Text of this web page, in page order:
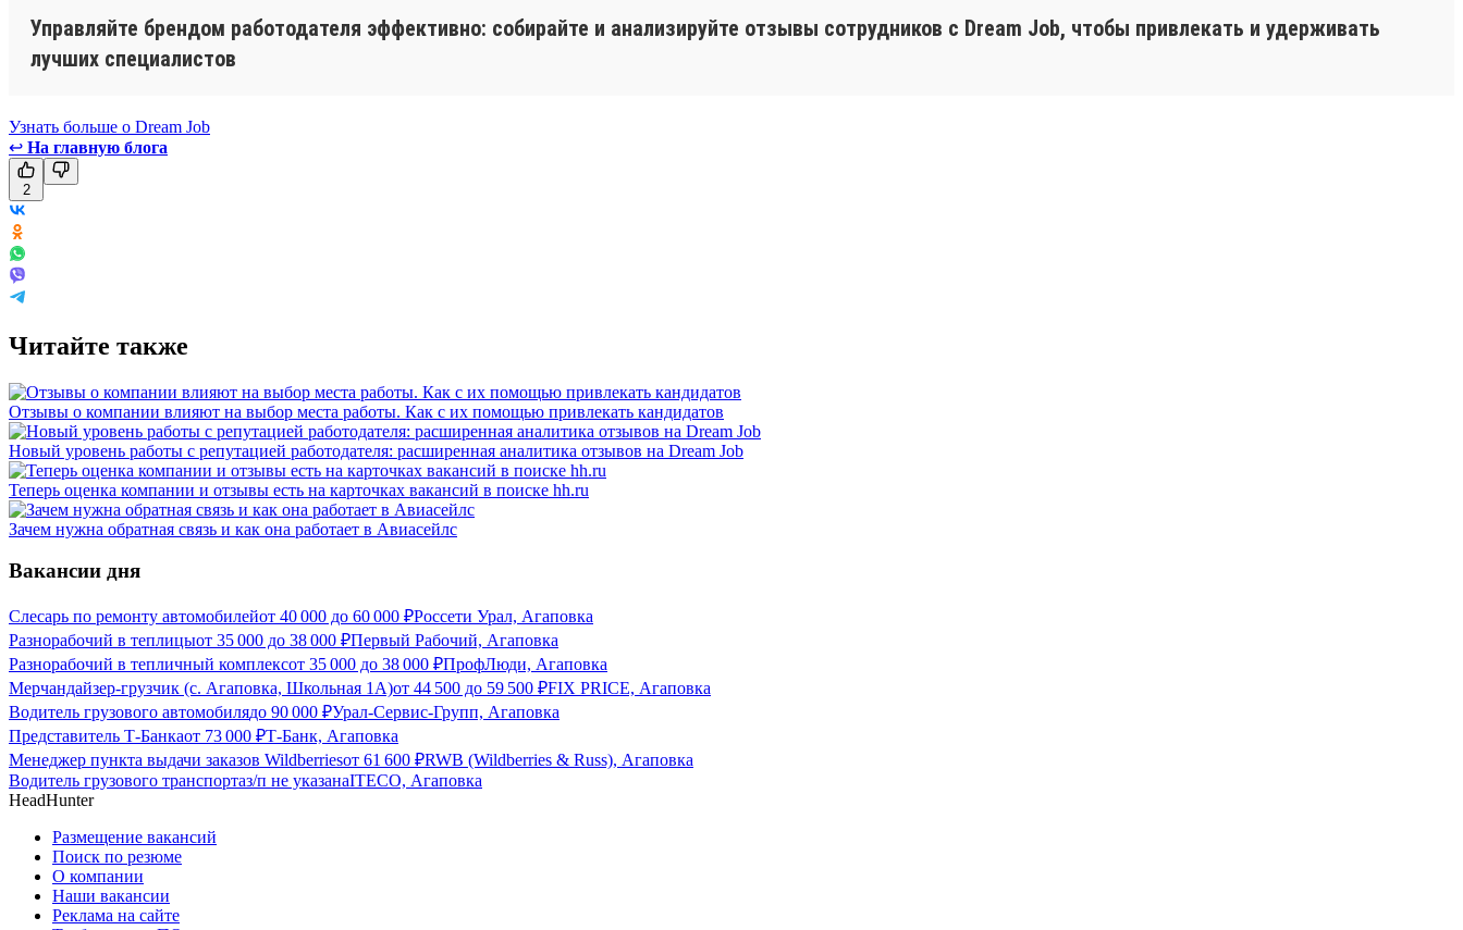
Управляйте брендом работодателя эффективно: собирайте и анализируйте отзывы сотрудников с Dream Job, чтобы привлекать и удерживать
лучших специалистов
Узнать больше о Dream Job
↩ На главную блога
2
Читайте также
Отзывы о компании влияют на выбор места работы. Как с их помощью привлекать кандидатов
Новый уровень работы с репутацией работодателя: расширенная аналитика отзывов на Dream Job
Теперь оценка компании и отзывы есть на карточках вакансий в поиске hh.ru
Зачем нужна обратная связь и как она работает в Авиасейлс
Вакансии дня
Слесарь по ремонту автомобилейот 40 000 до 60 000 ₽Россети Урал, Агаповка
Разнорабочий в теплицыот 35 000 до 38 000 ₽Первый Рабочий, Агаповка
Разнорабочий в тепличный комплексот 35 000 до 38 000 ₽ПрофЛюди, Агаповка
Мерчандайзер-грузчик (с. Агаповка, Школьная 1А)от 44 500 до 59 500 ₽FIX PRICE, Агаповка
Водитель грузового автомобилядо 90 000 ₽Урал-Сервис-Групп, Агаповка
Представитель Т-Банкаот 73 000 ₽Т-Банк, Агаповка
Менеджер пункта выдачи заказов Wildberriesот 61 600 ₽RWB (Wildberries & Russ), Агаповка
Водитель грузового транспортаз/п не указанаITECO, Агаповка
HeadHunter
Размещение вакансий
Поиск по резюме
О компании
Наши вакансии
Реклама на сайте